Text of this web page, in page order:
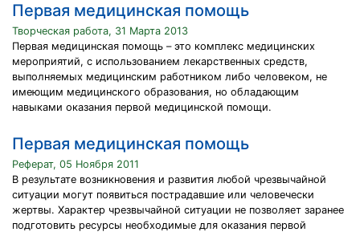
Первая медицинская помощь
Творческая работа, 31 Марта 2013
Первая медицинская помощь – это комплекс медицинских
мероприятий, с использованием лекарственных средств,
выполняемых медицинским работником либо человеком, не
имеющим медицинского образования, но обладающим
навыками оказания первой медицинской помощи.
Первая медицинская помощь
Реферат, 05 Ноября 2011
В результате возникновения и развития любой чрезвычайной
ситуации могут появиться пострадавшие или человечески
жертвы. Характер чрезвычайной ситуации не позволяет заранее
подготовить ресурсы необходимые для оказания первой